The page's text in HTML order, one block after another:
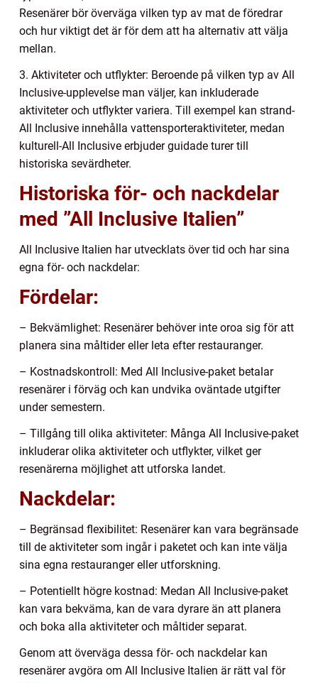
Resenärer bör överväga vilken typ av mat de föredrar
och hur viktigt det är för dem att ha alternativ att välja
mellan.
3. Aktiviteter och utflykter: Beroende på vilken typ av All
Inclusive-upplevelse man väljer, kan inkluderade
aktiviteter och utflykter variera. Till exempel kan strand-
All Inclusive innehålla vattensporteraktiviteter, medan
kulturell-All Inclusive erbjuder guidade turer till
historiska sevärdheter.
Historiska för- och nackdelar
med ”All Inclusive Italien”
All Inclusive Italien har utvecklats över tid och har sina
egna för- och nackdelar:
Fördelar:
– Bekvämlighet: Resenärer behöver inte oroa sig för att
planera sina måltider eller leta efter restauranger.
– Kostnadskontroll: Med All Inclusive-paket betalar
resenärer i förväg och kan undvika oväntade utgifter
under semestern.
– Tillgång till olika aktiviteter: Många All Inclusive-paket
inkluderar olika aktiviteter och utflykter, vilket ger
resenärerna möjlighet att utforska landet.
Nackdelar:
– Begränsad flexibilitet: Resenärer kan vara begränsade
till de aktiviteter som ingår i paketet och kan inte välja
sina egna restauranger eller utforskning.
– Potentiellt högre kostnad: Medan All Inclusive-paket
kan vara bekväma, kan de vara dyrare än att planera
och boka alla aktiviteter och måltider separat.
Genom att överväga dessa för- och nackdelar kan
resenärer avgöra om All Inclusive Italien är rätt val för